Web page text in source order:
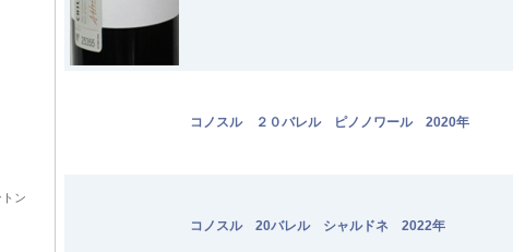
ン
コノスル ２０バレル ピノノワール 2020年
コノスル 20バレル シャルドネ 2022年